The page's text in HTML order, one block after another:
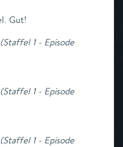
Gut!
(Staffel 1 - Episode
(Staffel 1 - Episode
(Staffel 1 - Episode